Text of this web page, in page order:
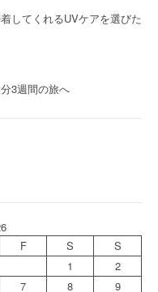
してくれるUVケアを選びた
3週間の旅へ
F S
S
1
2
7 8
9